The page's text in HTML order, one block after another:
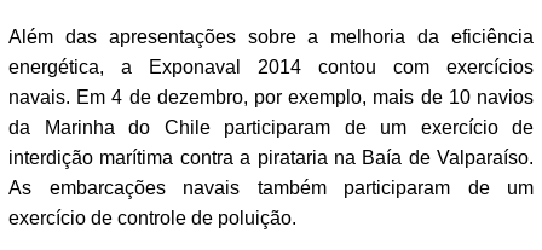
Além das apresentações sobre a melhoria da eficiência
energética, a Exponaval 2014 contou com exercícios
navais. Em 4 de dezembro, por exemplo, mais de 10 navios
da Marinha do Chile participaram de um exercício de
interdição marítima contra a pirataria na Baía de Valparaíso.
As embarcações navais também participaram de um
exercício de controle de poluição.